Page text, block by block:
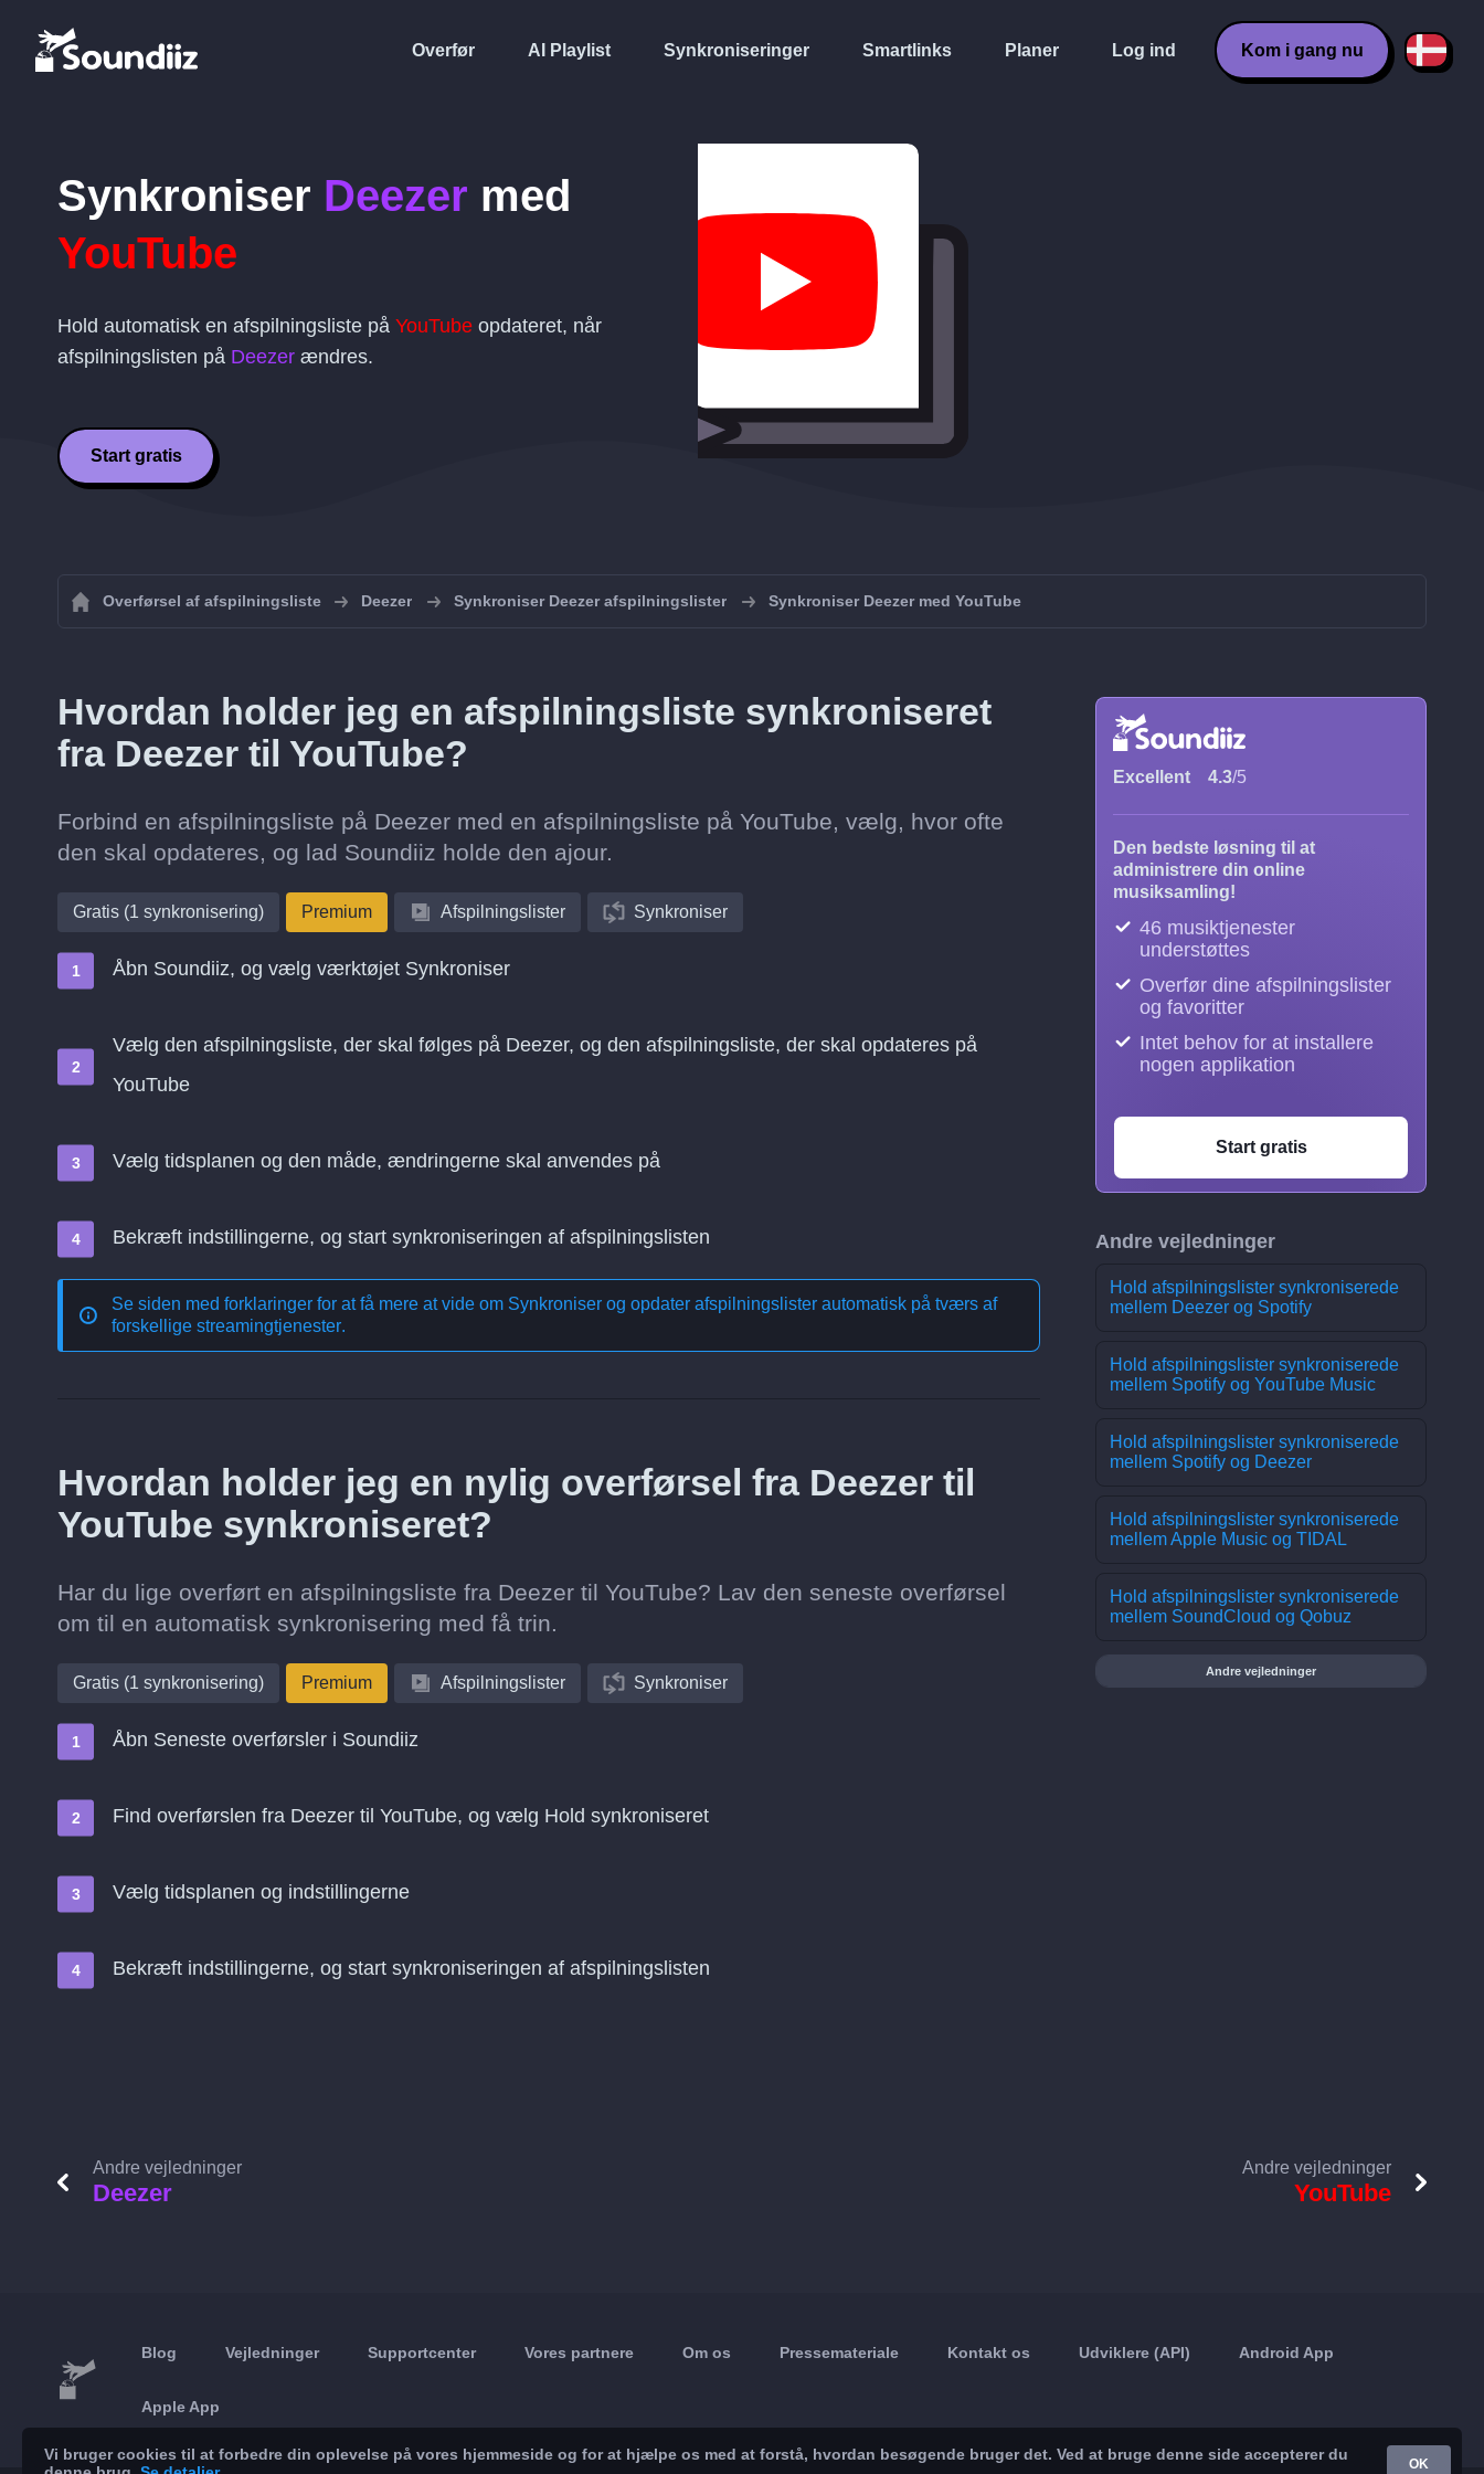
Overfør AI Playlist Synkroniseringer Smartlinks Planer Log ind Kom i gang nu
Synkroniser Deezer med
YouTube
Hold automatisk en afspilningsliste på YouTube opdateret, når
afspilningslisten på Deezer ændres.
Start gratis
Overførsel af afspilningsliste Deezer Synkroniser Deezer afspilningslister Synkroniser Deezer med YouTube
Hvordan holder jeg en afspilningsliste synkroniseret
fra Deezer til YouTube?
Forbind en afspilningsliste på Deezer med en afspilningsliste på YouTube, vælg, hvor ofte
den skal opdateres, og lad Soundiiz holde den ajour.
Gratis (1 synkronisering) Premium Afspilningslister Synkroniser
Åbn Soundiiz, og vælg værktøjet Synkroniser
Vælg den afspilningsliste, der skal følges på Deezer, og den afspilningsliste, der skal opdateres på
YouTube
Vælg tidsplanen og den måde, ændringerne skal anvendes på
Bekræft indstillingerne, og start synkroniseringen af afspilningslisten
Se siden med forklaringer for at få mere at vide om Synkroniser og opdater afspilningslister automatisk på tværs af
forskellige streamingtjenester.
Hvordan holder jeg en nylig overførsel fra Deezer til
YouTube synkroniseret?
Har du lige overført en afspilningsliste fra Deezer til YouTube? Lav den seneste overførsel
om til en automatisk synkronisering med få trin.
Gratis (1 synkronisering) Premium Afspilningslister Synkroniser
Åbn Seneste overførsler i Soundiiz
Find overførslen fra Deezer til YouTube, og vælg Hold synkroniseret
Vælg tidsplanen og indstillingerne
Bekræft indstillingerne, og start synkroniseringen af afspilningslisten
Excellent 4.3/5
Den bedste løsning til at
administrere din online
musiksamling!
46 musiktjenester
understøttes
Overfør dine afspilningslister
og favoritter
Intet behov for at installere
nogen applikation
Start gratis
Andre vejledninger
Hold afspilningslister synkroniserede
mellem Deezer og Spotify
Hold afspilningslister synkroniserede
mellem Spotify og YouTube Music
Hold afspilningslister synkroniserede
mellem Spotify og Deezer
Hold afspilningslister synkroniserede
mellem Apple Music og TIDAL
Hold afspilningslister synkroniserede
mellem SoundCloud og Qobuz
Andre vejledninger
Andre vejledninger
Deezer
Andre vejledninger
YouTube
Blog Vejledninger Supportcenter Vores partnere Om os Pressemateriale Kontakt os Udviklere (API) Android App
Apple App
Vi bruger cookies til at forbedre din oplevelse på vores hjemmeside og for at hjælpe os med at forstå, hvordan besøgende bruger det. Ved at bruge denne side accepterer du
OK